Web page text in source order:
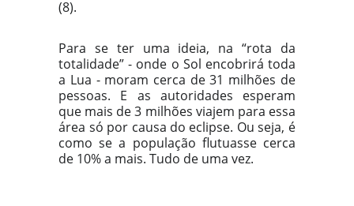
(8).
Para se ter uma ideia, na “rota da
totalidade” - onde o Sol encobrirá toda
a Lua - moram cerca de 31 milhões de
pessoas. E as autoridades esperam
que mais de 3 milhões viajem para essa
área só por causa do eclipse. Ou seja, é
como se a população flutuasse cerca
de 10% a mais. Tudo de uma vez.